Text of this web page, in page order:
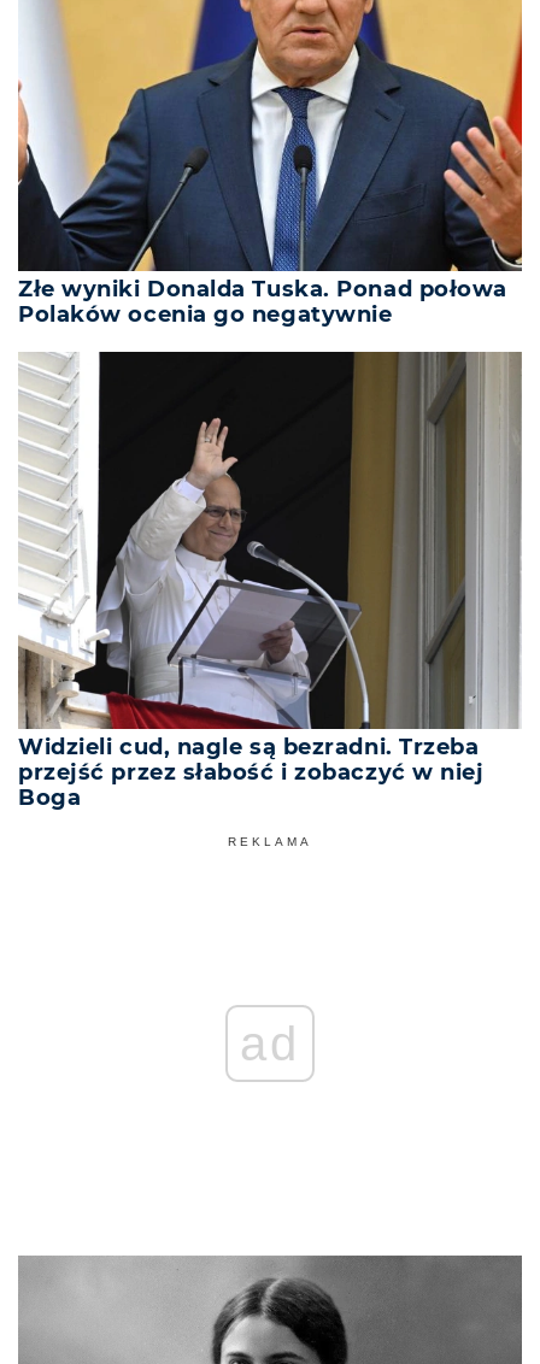
Złe wyniki Donalda Tuska. Ponad połowa
Polaków ocenia go negatywnie
Widzieli cud, nagle są bezradni. Trzeba
przejść przez słabość i zobaczyć w niej
Boga
REKLAMA
ad